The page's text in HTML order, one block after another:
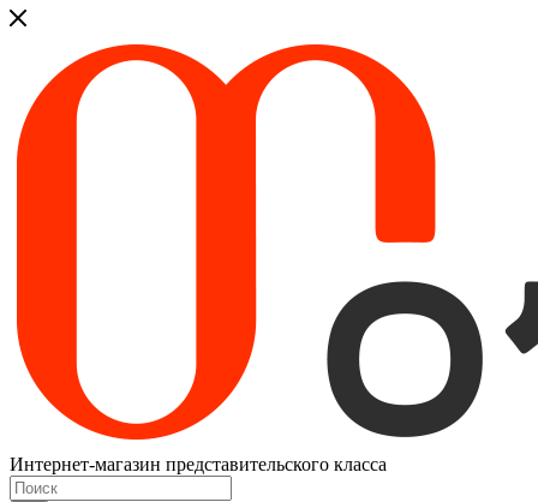
Интернет-магазин представительского класса